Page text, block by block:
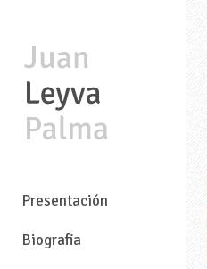
Presentación
Biografia